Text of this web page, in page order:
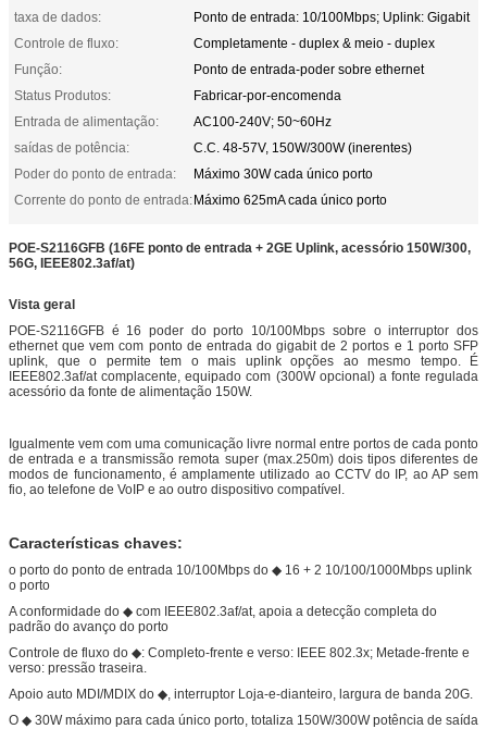
taxa de dados:
Ponto de entrada: 10/100Mbps; Uplink: Gigabit
Controle de fluxo:
Completamente - duplex & meio - duplex
Função:
Ponto de entrada-poder sobre ethernet
Status Produtos:
Fabricar-por-encomenda
Entrada de alimentação:
AC100-240V; 50~60Hz
saídas de potência:
C.C. 48-57V, 150W/300W (inerentes)
Poder do ponto de entrada:
Máximo 30W cada único porto
Corrente do ponto de entrada:Máximo 625mA cada único porto
POE-S2116GFB (16FE ponto de entrada + 2GE Uplink, acessório 150W/300,
56G, IEEE802.3af/at)
Vista geral
POE-S2116GFB é 16 poder do porto 10/100Mbps sobre o interruptor dos
ethernet que vem com ponto de entrada do gigabit de 2 portos e 1 porto SFP
uplink, que o permite tem o mais uplink opções ao mesmo tempo. É
IEEE802.3af/at complacente, equipado com (300W opcional) a fonte regulada
acessório da fonte de alimentação 150W.
Igualmente vem com uma comunicação livre normal entre portos de cada ponto
de entrada e a transmissão remota super (max.250m) dois tipos diferentes de
modos de funcionamento, é amplamente utilizado ao CCTV do IP, ao AP sem
fio, ao telefone de VoIP e ao outro dispositivo compatível.
Características chaves:
o porto do ponto de entrada 10/100Mbps do ◆ 16 + 2 10/100/1000Mbps uplink
o porto
A conformidade do ◆ com IEEE802.3af/at, apoia a detecção completa do
padrão do avanço do porto
Controle de fluxo do ◆: Completo-frente e verso: IEEE 802.3x; Metade-frente e
verso: pressão traseira.
Apoio auto MDI/MDIX do ◆, interruptor Loja-e-dianteiro, largura de banda 20G.
O ◆ 30W máximo para cada único porto, totaliza 150W/300W potência de saída